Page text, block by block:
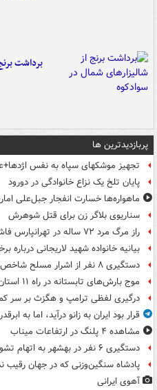
برداشت
پربازدیدترین ها
تجهیز موشکهای سپاه به نفس
پایان تلخ یک نزاع خانوادگی در دورود
ماهواره‌ها خسارت انفجار جبل‌علی
سناریوی بلاگر زن برای قتل شوهرش
راز مرگ مرد ۷۲ ساله در تهرانپارس فاش شد
بیانیه خانواده شهید لاریجانی درباره
دستگیری ۸ نفر از اشرار مسلح شاخص و مرتبطین گروهک های تروریستی
موج بارش‌های تابستانه در راه ۱۱ استان
درگیری لفظی ترامپ و هگزث بر سر
قرار بود ایران به زانو درآید، اما به
مشاهده ۴ پلنگ در ارتفاعات میناب
دستگیری ۶ نفر در بهشهر به اتهام تشویش اذهان عمومی
پادشاه سنگین‌وزنی که در جهان رقیب
آهوی ایرانی